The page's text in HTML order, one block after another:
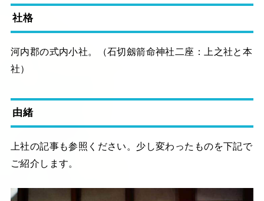
社格
河内郡の式内小社。（石切劔箭命神社二座：上之社と本
社）
由緒
上社の記事も参照ください。少し変わったものを下記で
ご紹介します。